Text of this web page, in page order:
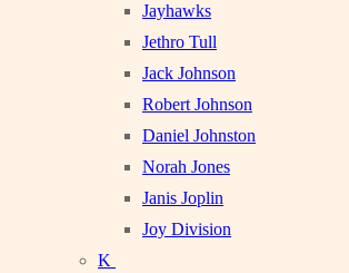
Jayhawks
Jethro Tull
Jack Johnson
Robert Johnson
Daniel Johnston
Norah Jones
Janis Joplin
Joy Division
K